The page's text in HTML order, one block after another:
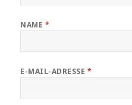
NAME *
E-MAIL-ADRESSE *